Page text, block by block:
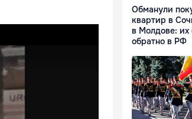
Обманули
квартир в
в Молдове: их
обратно в РФ